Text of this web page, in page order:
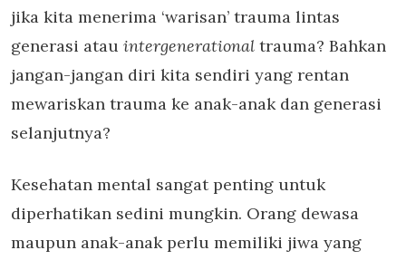
jika kita menerima ‘warisan’ trauma lintas
generasi atau intergenerational trauma? Bahkan
jangan-jangan diri kita sendiri yang rentan
mewariskan trauma ke anak-anak dan generasi
selanjutnya?
Kesehatan mental sangat penting untuk
diperhatikan sedini mungkin. Orang dewasa
maupun anak-anak perlu memiliki jiwa yang